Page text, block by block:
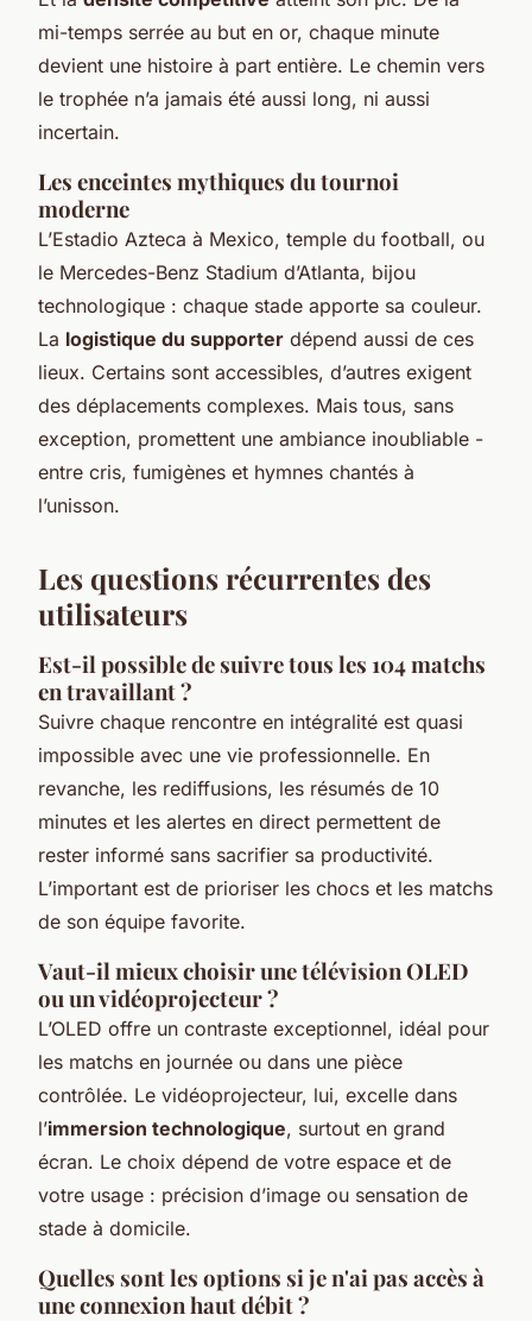
mi-temps serrée au but en or, chaque minute
devient une histoire à part entière. Le chemin vers
le trophée n’a jamais été aussi long, ni aussi
incertain.
Les enceintes mythiques du tournoi
moderne
L’Estadio Azteca à Mexico, temple du football, ou
le Mercedes-Benz Stadium d’Atlanta, bijou
technologique : chaque stade apporte sa couleur.
La logistique du supporter dépend aussi de ces
lieux. Certains sont accessibles, d’autres exigent
des déplacements complexes. Mais tous, sans
exception, promettent une ambiance inoubliable -
entre cris, fumigènes et hymnes chantés à
l’unisson.
Les questions récurrentes des
utilisateurs
Est-il possible de suivre tous les 104 matchs
en travaillant ?
Suivre chaque rencontre en intégralité est quasi
impossible avec une vie professionnelle. En
revanche, les rediffusions, les résumés de 10
minutes et les alertes en direct permettent de
rester informé sans sacrifier sa productivité.
L’important est de prioriser les chocs et les matchs
de son équipe favorite.
Vaut-il mieux choisir une télévision OLED
ou un vidéoprojecteur ?
L’OLED offre un contraste exceptionnel, idéal pour
les matchs en journée ou dans une pièce
contrôlée. Le vidéoprojecteur, lui, excelle dans
l’immersion technologique, surtout en grand
écran. Le choix dépend de votre espace et de
votre usage : précision d’image ou sensation de
stade à domicile.
Quelles sont les options si je n'ai pas accès à
une connexion haut débit ?